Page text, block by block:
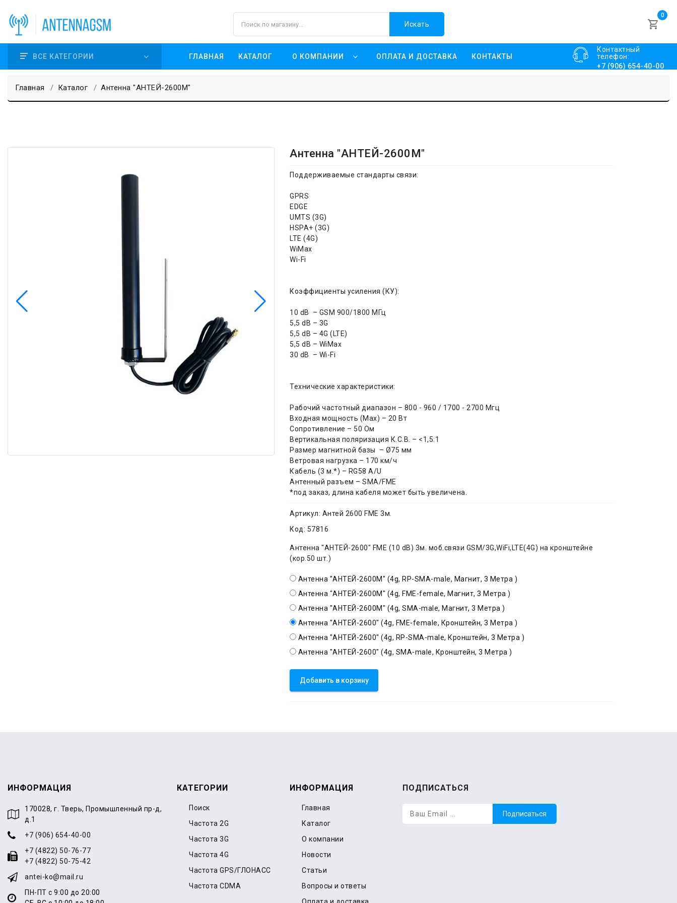
Искать
0
ВСЕ КАТЕГОРИИ ГЛАВНАЯ КАТАЛОГ О КОМПАНИИ ОПЛАТА И ДОСТАВКА КОНТАКТЫ
Контактный
телефон:
+7 (906) 654-40-00
Главная Каталог Антенна "АНТЕЙ-2600М"
Антенна "АНТЕЙ-2600М"
Поддерживаемые стандарты связи:
GPRS
EDGE
UMTS (3G)
HSPA+ (3G)
LTE (4G)
WiMax
Wi-Fi
Коэффициенты усиления (КУ):
10 dB – GSM 900/1800 МГц
5,5 dB – 3G
5,5 dB – 4G (LTE)
5,5 dB – WiMax
30 dB – Wi-Fi
Технические характеристики:
Рабочий частотный диапазон – 800 - 960 / 1700 - 2700 Мгц
Входная мощность (Max) – 20 Вт
Сопротивление – 50 Ом
Вертикальная поляризация К.С.В. – <1,5:1
Размер магнитной базы – Ø75 мм
Ветровая нагрузка – 170 км/ч
Кабель (3 м.*) – RG58 A/U
Антенный разъем – SMA/FME
*под заказ, длина кабеля может быть увеличена.
Артикул: Антей 2600 FME 3м.
Код: 57816
Антенна "АНТЕЙ-2600" FME (10 dB) 3м. моб.связи GSM/3G,WiFi,LTE(4G) на кронштейне
(кор.50 шт.)
Антенна "АНТЕЙ-2600М" (4g, RP-SMA-male, Магнит, 3 Метра )
Антенна "АНТЕЙ-2600M" (4g, FME-female, Магнит, 3 Метра )
Антенна "АНТЕЙ-2600M" (4g, SMA-male, Магнит, 3 Метра )
Антенна "АНТЕЙ-2600" (4g, FME-female, Кронштейн, 3 Метра )
Антенна "АНТЕЙ-2600" (4g, RP-SMA-male, Кронштейн, 3 Метра )
Антенна "АНТЕЙ-2600" (4g, SMA-male, Кронштейн, 3 Метра )
Добавить в корзину
ИНФОРМАЦИЯ
170028, г. Тверь, Промышленный пр-д,
д.1
+7 (906) 654-40-00
+7 (4822) 50-76-77
+7 (4822) 50-75-42
antei-ko@mail.ru
ПН-ПТ с 9:00 до 20:00
КАТЕГОРИИ
Поиск
Частота 2G
Частота 3G
Частота 4G
Частота GPS/ГЛОНАСС
Частота CDMA
ИНФОРМАЦИЯ
Главная
Каталог
О компании
Новости
Статьи
Вопросы и ответы
ПОДПИСАТЬСЯ
Подписаться